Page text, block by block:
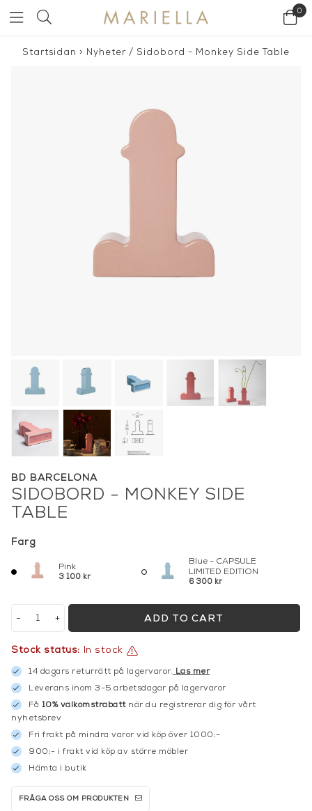
0
Startsidan > Nyheter / Sidobord - Monkey Side Table
BD BARCELONA
SIDOBORD - MONKEY SIDE
TABLE
Färg
Pink
3 100 kr
Blue - CAPSULE
LIMITED EDITION
6 300 kr
+
- ADD TO CART
Stock status: In stock
14 dagars returrätt på lagervaror. Läs mer
Leverans inom 3-5 arbetsdagar på lagervaror
Få 10% välkomstrabattnär du registrerar dig för vårt
nyhetsbrev
Fri frakt på mindra varor vid köp över 1000:-
900:- i frakt vid köp av större möbler
Hämta i butik
FRÅGA OSS OM PRODUKTEN